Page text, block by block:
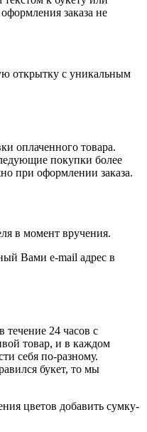
заказа не
открытку с уникальным
оплаченного товара.
покупки более
при оформлении заказа.
в момент вручения.
Вами e-mail адрес в
течение 24 часов с
товар, и в каждом
себя по-разному.
букет, то мы
цветов добавить сумку-